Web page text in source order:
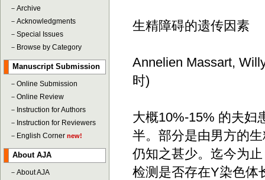
－ Archive
－ Acknowledgments
－ Special Issues
－ Browse by Category
Manuscript Submission
－ Online Submission
－ Online Review
－ Instruction for Authors
－ Instruction for Reviewers
－ English Corner new!
About AJA
－ About AJA
生精障碍的遗传因素
Annelien Massart,
时)
大概10%-15% 的夫妇
半。部分是由男方的
仍知之甚少。迄今为
检测是否存在Y染色体